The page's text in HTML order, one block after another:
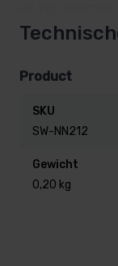
en zijn
beschermen
De ventielen
Product
SKU
SW-NN212
Gewicht
0,20 kg